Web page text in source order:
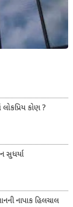
કોણ ?
સુધર્યા
નાપાક હિલચાલ